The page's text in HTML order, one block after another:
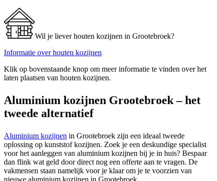
Wil je liever houten kozijnen in Grootebroek?
Informatie over houten kozijnen
Klik op bovenstaande knop om meer informatie te vinden over het
laten plaatsen van houten kozijnen.
Aluminium kozijnen Grootebroek – het
tweede alternatief
Aluminium kozijnen in Grootebroek zijn een ideaal tweede
oplossing op kunststof kozijnen. Zoek je een deskundige specialist
voor het aanleggen van aluminium kozijnen bij je in huis? Bespaar
dan flink wat geld door direct nog een offerte aan te vragen. De
vakmensen staan namelijk voor je klaar om je te voorzien van
nieuwe aluminium kozijnen in Grootebroek.